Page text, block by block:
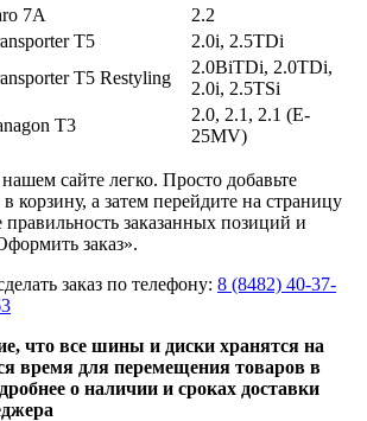
7A
2.2
T5
2.0i, 2.5TDi
T5 Restyling
2.0BiTDi, 2.0TDi,
2.0i, 2.5TSi
T3
2.0, 2.1, 2.1 (E-
25MV)
сайте легко. Просто добавьте
корзину, а затем перейдите на страницу
правильность заказанных позиций и
заказ».
заказ по телефону: 8 (8482) 40-37-
что все шины и диски хранятся на
время для перемещения товаров в
о наличии и сроках доставки